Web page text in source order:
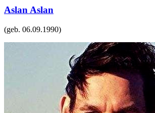
Aslan Aslan
(geb. 06.09.1990)